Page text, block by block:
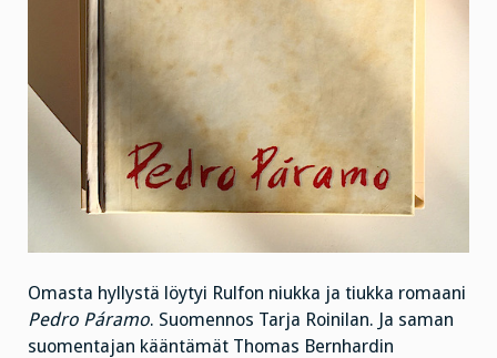
Omasta hyllystä löytyi Rulfon niukka ja tiukka romaani
Pedro Páramo. Suomennos Tarja Roinilan. Ja saman
suomentajan kääntämät Thomas Bernhardin